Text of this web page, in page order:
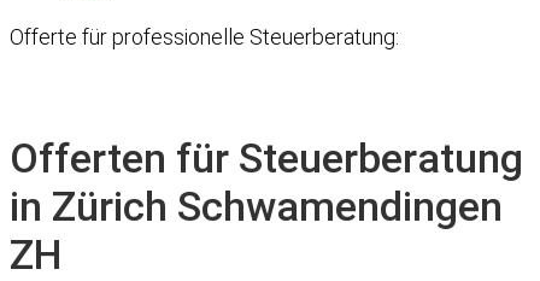
Offerte für professionelle Steuerberatung:
Offerten für Steuerberatung
in Zürich Schwamendingen
ZH